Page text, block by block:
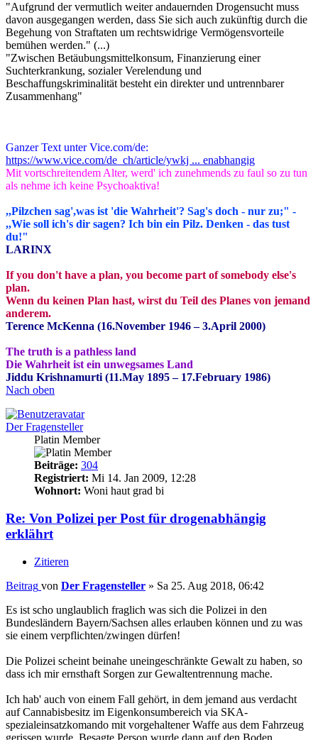
"Aufgrund der vermutlich weiter andauernden Drogensucht muss
davon ausgegangen werden, dass Sie sich auch zukünftig durch die
Begehung von Straftaten um rechtswidrige Vermögensvorteile
bemühen werden." (...)
"Zwischen Betäubungsmittelkonsum, Finanzierung einer
Suchterkrankung, sozialer Verelendung und
Beschaffungskriminalität besteht ein direkter und untrennbarer
Zusammenhang"
Ganzer Text unter Vice.com/de:
https://www.vice.com/de_ch/article/ywkj ... enabhangig
Mit vortschreitendem Alter, werd' ich zunehmends zu faul so zu tun
als nehme ich keine Psychoaktiva!
,,Pilzchen sag',was ist 'die Wahrheit'? Sag's doch - nur zu;" -
,,Wie soll ich's dir sagen? Ich bin ein Pilz. Denken - das tust
du!"
LARINX
If you don't have a plan, you become part of somebody else's
plan.
Wenn du keinen Plan hast, wirst du Teil des Planes von jemand
anderem.
Terence McKenna (16.November 1946 – 3.April 2000)
The truth is a pathless land
Die Wahrheit ist ein unwegsames Land
Jiddu Krishnamurti (11.May 1895 – 17.February 1986)
Nach oben
Der Fragensteller
Platin Member
Beiträge: 304
Registriert: Mi 14. Jan 2009, 12:28
Wohnort: Woni haut grad bi
Re: Von Polizei per Post für drogenabhängig
erklährt
Zitieren
Beitrag von Der Fragensteller » Sa 25. Aug 2018, 06:42
Es ist scho unglaublich fraglich was sich die Polizei in den
Bundesländern Bayern/Sachsen alles erlauben können und zu was
sie einem verpflichten/zwingen dürfen!
Die Polizei scheint beinahe uneingeschränkte Gewalt zu haben, so
dass ich mir ernsthaft Sorgen zur Gewaltentrennung mache.
Ich hab' auch von einem Fall gehört, in dem jemand aus verdacht
auf Cannabisbesitz im Eigenkonsumbereich via SKA-
spezialeinsatzkomando mit vorgehaltener Waffe aus dem Fahrzeug
gerissen wurde. Besagte Person wurde dann auf den Boden